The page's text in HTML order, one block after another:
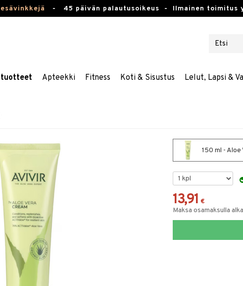
- 45 päivän palautusoikeus - Ilmainen toimitus
Apteekki Fitness Koti & Sisustus Lelut, Lapsi &
150 ml - Aloe
13,91 €
Maksa osamaksulla